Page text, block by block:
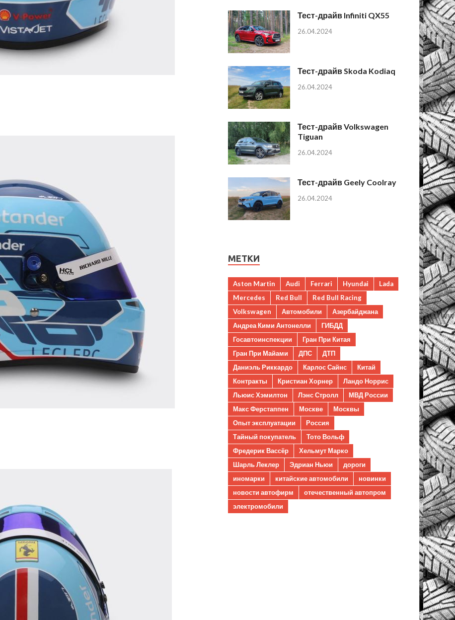
Тест-драйв Infiniti QX55
26.04.2024
Тест-драйв Skoda Kodiaq
26.04.2024
Тест-драйв Volkswagen
Tiguan
26.04.2024
Тест-драйв Geely Coolray
26.04.2024
МЕТКИ
Aston Martin Audi Ferrari Hyundai
Lada
Mercedes
Red Bull
Red Bull Racing
Volkswagen
Автомобили
Азербайджана
Андреа Кими Антонелли
ГИБДД
Госавтоинспекции
Гран При Китая
Гран При Майами
ДПС
ДТП
Даниэль Риккардо
Карлос Сайнс
Китай
Контракты
Кристиан Хорнер
Ландо Норрис
Льюис Хэмилтон
Лэнс Стролл
МВД России
Макс Ферстаппен
Москве
Москвы
Опыт эксплуатации
Россия
Тайный покупатель
Тото Вольф
Фредерик Вассёр
Хельмут Марко
Шарль Леклер
Эдриан Ньюи
дороги
иномарки
китайские автомобили
новинки
новости автофирм
отечественный автопром
электромобили